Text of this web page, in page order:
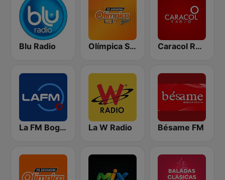
Blu Radio Olímpica Stereo - Medellín 104.9 FM Caracol Radio
La FM Bogotá La W Radio Bésame FM